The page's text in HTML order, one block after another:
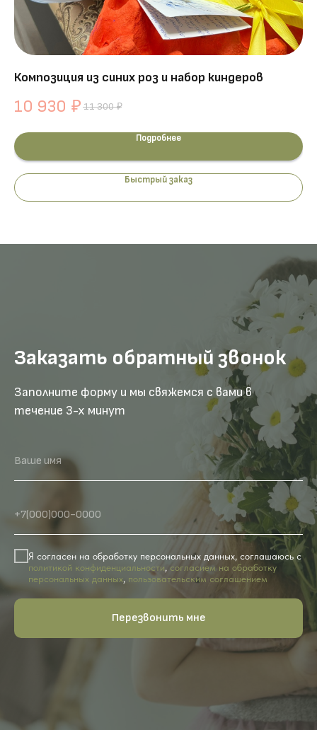
Композиция из синих роз и набор киндеров
10 930 ₽ 11 300 ₽
Подробнее
Быстрый заказ
Заказать обратный звонок
Заполните форму и мы свяжемся с вами в
течение 3-х минут
Ваше имя
+7(000)000-0000
Я согласен на обработку персональных данных, соглашаюсь с
политикой конфиденциальности, согласием на обработку
персональных данных, пользовательским соглашением
Перезвонить мне